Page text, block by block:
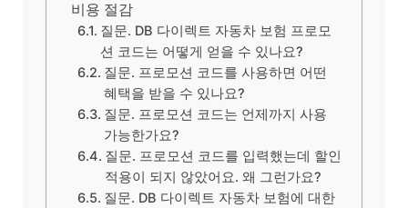
비용 절감
질문. DB 다이렉트 자동차 보험 프로모
션 코드는 어떻게 얻을 수 있나요?
질문. 프로모션 코드를 사용하면 어떤
혜택을 받을 수 있나요?
질문. 프로모션 코드는 언제까지 사용
가능한가요?
질문. 프로모션 코드를 입력했는데 할인
적용이 되지 않았어요. 왜 그런가요?
질문. DB 다이렉트 자동차 보험에 대한